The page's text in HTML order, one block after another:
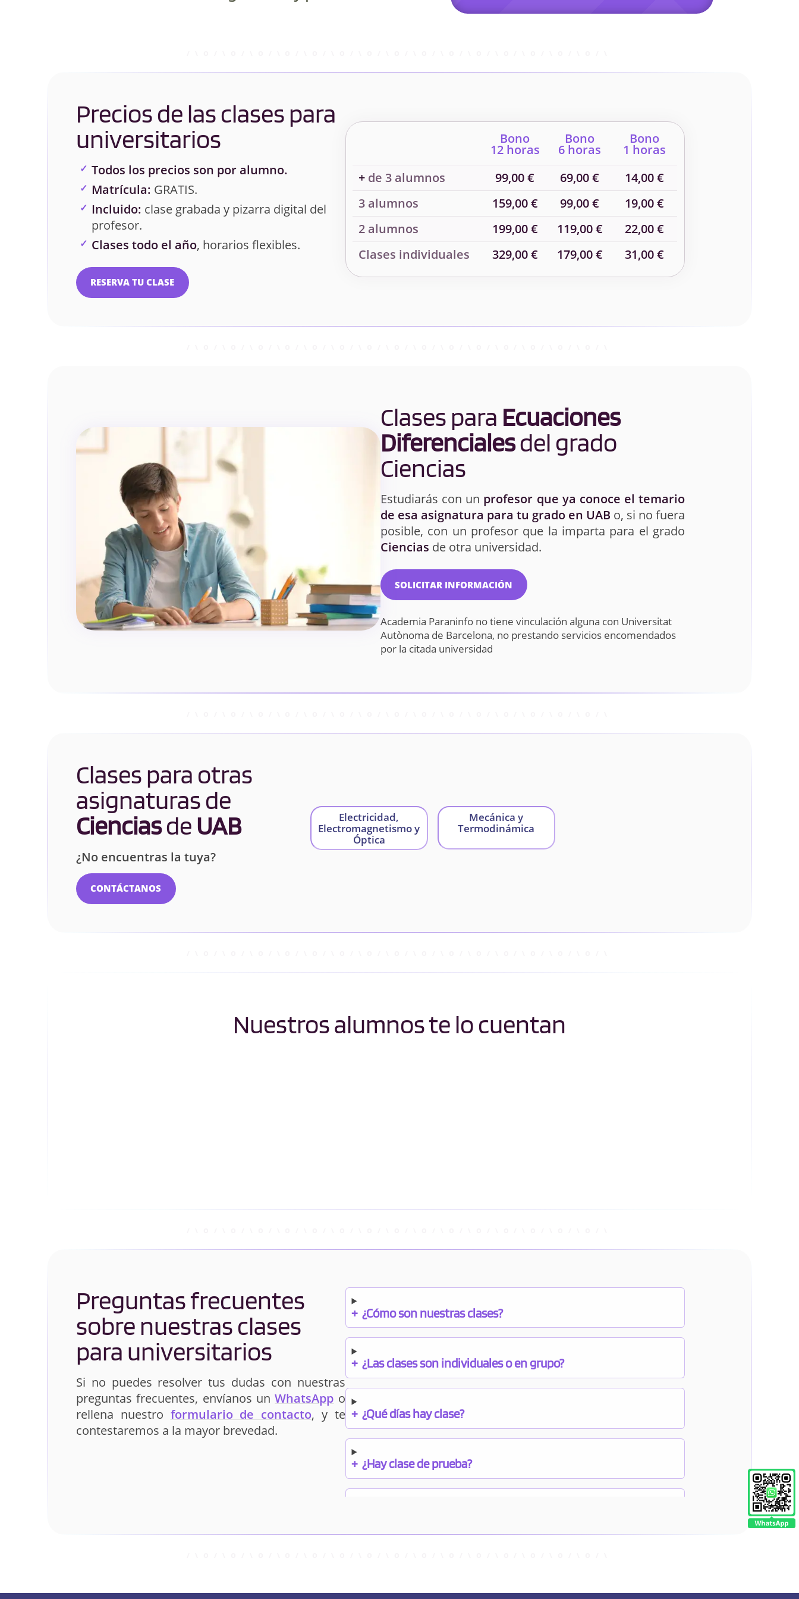
Precios de las clases para
universitarios
Todos los precios son por alumno.
Matrícula: GRATIS.
Incluido: clase grabada y pizarra digital del
profesor.
Clases todo el año, horarios flexibles.
RESERVA TU CLASE
Bono
12 horas
Bono
6 horas
Bono
1 horas
+de 3 alumnos 99,00 € 69,00 €
14,00 €
3 alumnos
159,00 € 99,00 €
19,00 €
2 alumnos
199,00 € 119,00 €
22,00 €
Clases individuales
329,00 € 179,00 € 31,00 €
Clases para Ecuaciones
Diferencialesdel grado
Ciencias
Estudiarás con un profesor que ya conoce el temario
de esa asignatura para tu grado en UAB o, si no fuera
posible, con un profesor que la imparta para el grado
Ciencias de otra universidad.
SOLICITAR INFORMACIÓN
Academia Paraninfo no tiene vinculación alguna con Universitat
Autònoma de Barcelona, no prestando servicios encomendados
por la citada universidad
Clases para otras
asignaturas de
CienciasdeUAB
¿No encuentras la tuya?
CONTÁCTANOS
Electricidad,
Electromagnetismo y
Óptica
Mecánica y
Termodinámica
Nuestros alumnos te lo cuentan
Preguntas frecuentes
sobre nuestras clases
para universitarios
Si no puedes resolver tus dudas con nuestras
preguntas frecuentes, envíanos unWhatsApp o
rellena nuestro formulario de contacto, y te
contestaremos a la mayor brevedad.
+ ¿Cómo son nuestras clases?
+ ¿Las clases son individuales o en grupo?
+ ¿Qué días hay clase?
+ ¿Hay clase de prueba?